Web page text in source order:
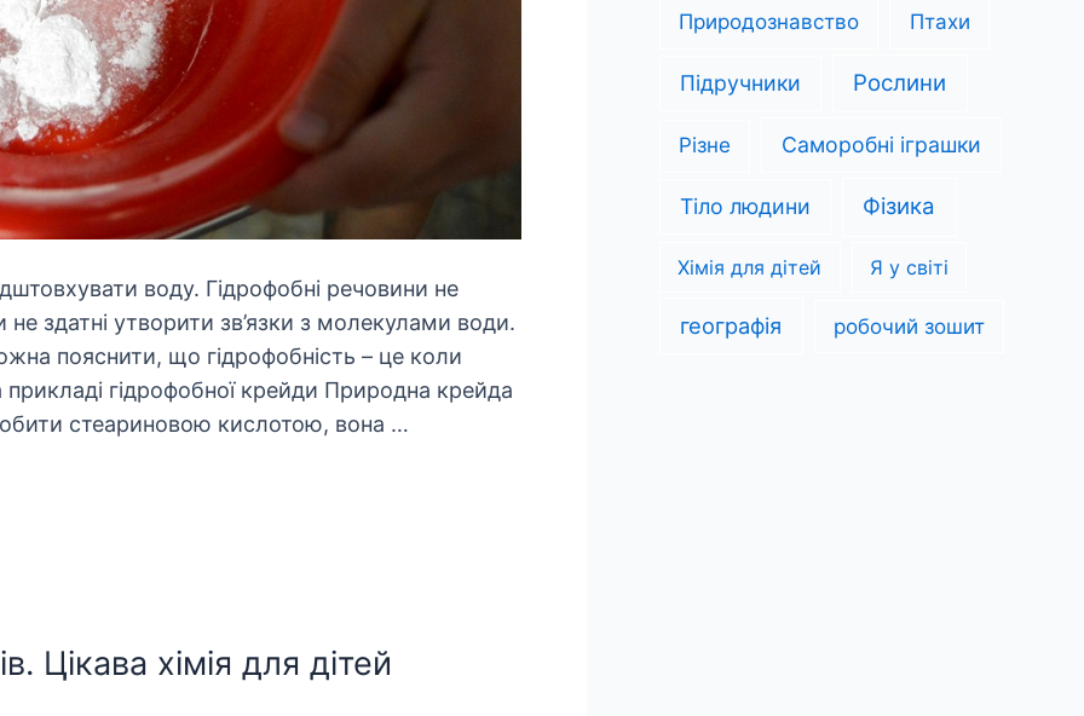
воду. Гідрофобні речовини не
здатні утворити зв’язки з молекулами води.
пояснити, що гідрофобність – це коли
прикладі гідрофобної крейди Природна крейда
стеариновою кислотою, вона …
Цікава хімія для дітей
Природознавство Птахи
Підручники Рослини
Різне Саморобні іграшки
Тіло людини Фізика
Хімія для дітей Я у світі
географія робочий зошит